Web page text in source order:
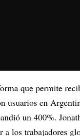
que permite
usuarios en
un 400%.
a los trabajadores